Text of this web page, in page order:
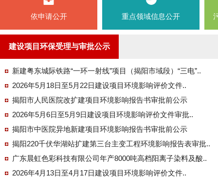
依申请公开 重点领域信息公开
建设项目环保受理与审批公示
新建粤东城际铁路“一环一射线”项目（揭阳市域段）“三电”..
2026年5月18日至5月22日建设项目环境影响评价文件..
揭阳市人民医院改扩建项目环境影响报告书审批前公示
2026年5月6日至5月9日建设项目环境影响评价文件审批..
揭阳市中医院异地新建项目环境影响报告书审批前公示
揭阳220千伏华湖站扩建第三台主变工程环境影响报告表审批..
广东晨虹色彩科技有限公司年产8000吨高档阳离子染料及酸..
2026年4月13日至4月17日建设项目环境影响评价文件..